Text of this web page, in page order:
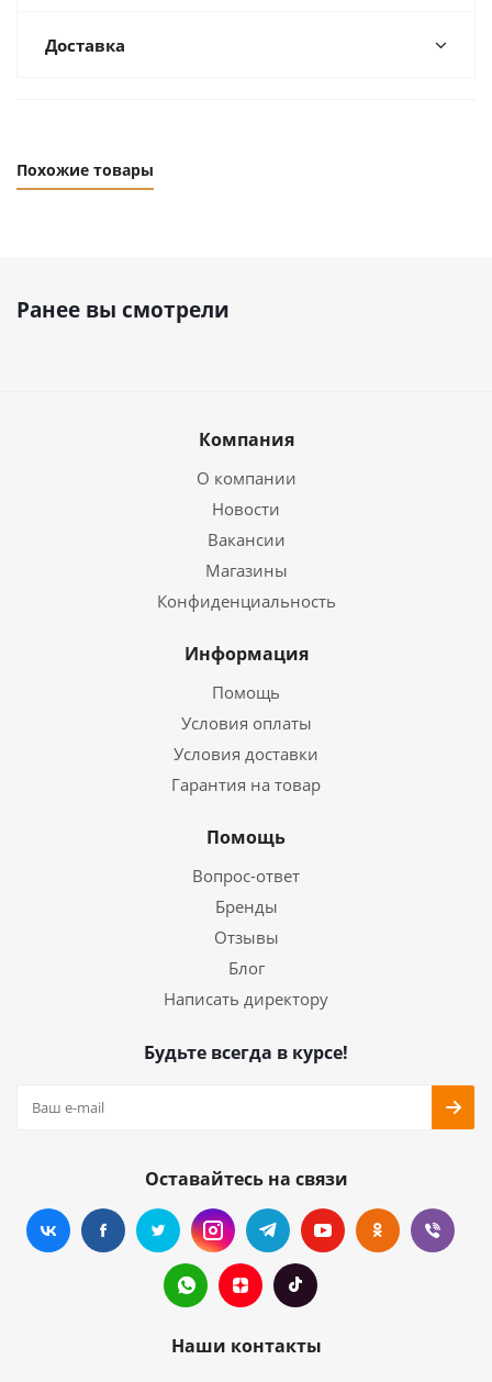
Доставка
Похожие товары
Ранее вы смотрели
Компания
О компании
Новости
Вакансии
Магазины
Конфиденциальность
Информация
Помощь
Условия оплаты
Условия доставки
Гарантия на товар
Помощь
Вопрос-ответ
Бренды
Отзывы
Блог
Написать директору
Будьте всегда в курсе!
Оставайтесь на связи
Наши контакты